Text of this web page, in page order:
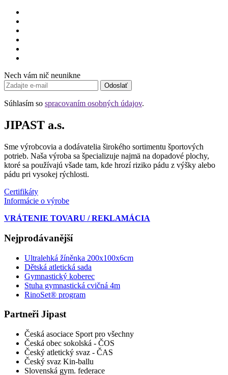
Nech vám nič neunikne
Odoslať
Súhlasím so spracovaním osobných údajov.
JIPAST a.s.
Sme výrobcovia a dodávatelia širokého sortimentu športových
potrieb. Naša výroba sa špecializuje najmä na dopadové plochy,
ktoré sa používajú všade tam, kde hrozí riziko pádu z výšky alebo
pádu pri vysokej rýchlosti.
Certifikáty
Informácie o výrobe
VRÁTENIE TOVARU / REKLAMÁCIA
Nejprodávanější
Ultralehká žíněnka 200x100x6cm
Dětská atletická sada
Gymnastický koberec
Stuha gymnastická cvičná 4m
RinoSet® program
Partneři Jipast
Česká asociace Sport pro všechny
Česká obec sokolská - ČOS
Český atletický svaz - ČAS
Český svaz Kin-ballu
Slovenská gym. federace